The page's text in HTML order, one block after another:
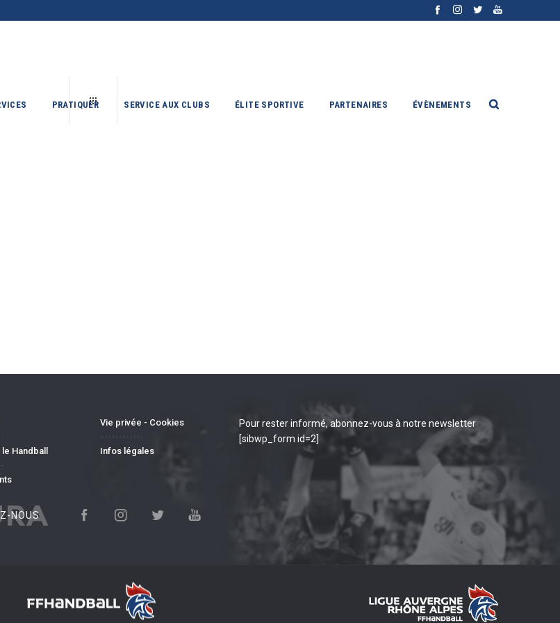
PRATIQUER SERVICE AUX CLUBS ÉLITE SPORTIVE PARTENAIRES ÉVÈNEMENTS
Handball
Vie privée - Cookies
Infos légales
NOUS
Pour rester informé, abonnez-vous à notre newsletter
[sibwp_form id=2]